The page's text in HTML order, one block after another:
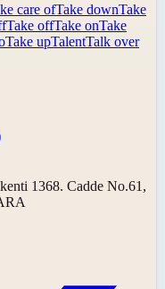
care ofTake downTake
Take offTake onTake
Take upTalentTalk over
1368. Cadde No.61,